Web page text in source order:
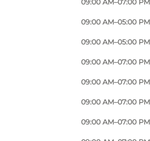
09:00 AM–07:00 PM
09:00 AM–05:00 PM
09:00 AM–05:00 PM
09:00 AM–07:00 PM
09:00 AM–07:00 PM
09:00 AM–07:00 PM
09:00 AM–07:00 PM
Foto: